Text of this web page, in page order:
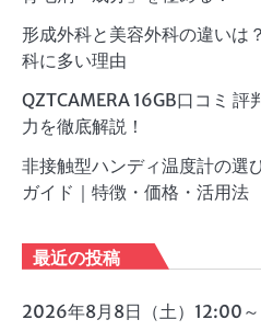
形成外科と美容外科の違いは
科に多い理由
QZTCAMERA 16GB口コミ 評
力を徹底解説！
非接触型ハンディ温度計の選
ガイド｜特徴・価格・活用法
最近の投稿
2026年8月8日（土）12:00